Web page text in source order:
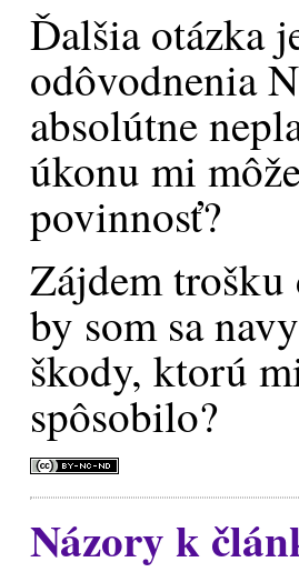
Ďalšia otázka
odôvodnenia
absolútne
úkonu mi
povinnosť?
Zájdem trošku
by som sa
škody, ktorú
spôsobilo?
Názory k